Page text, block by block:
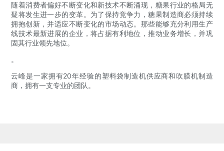
随着消费者偏好不断变化和新技术不断涌现，糖果行业的格局无
疑将发生进一步的变革。为了保持竞争力，糖果制造商必须持续
拥抱创新，并适应不断变化的市场动态。那些能够充分利用生产
线技术最新进展的企业，将占据有利地位，推动业务增长，并巩
固其行业领先地位。
。
云峰是一家拥有20年经验的塑料袋制造机供应商和吹膜机制造
商，拥有一支专业的团队。